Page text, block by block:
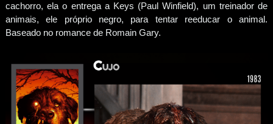
cachorro, ela o entrega a Keys (Paul Winfield), um treinador de
animais, ele próprio negro, para tentar reeducar o animal.
Baseado no romance de Romain Gary.